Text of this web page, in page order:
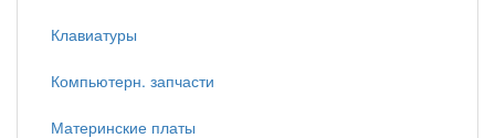
Клавиатуры
Компьютерн. запчасти
Материнские платы